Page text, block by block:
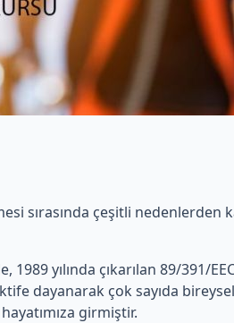
sırasında çeşitli
yılında çıkarılan 89/391/
dayanarak çok sayıda
girmiştir.